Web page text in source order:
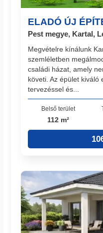
ELADÓ ÚJ
Pest megye, Kartal,
Megvételre kínálunk
szemléletben
családi házat, amely
követi. Az épület kiváló
tervezéssel és...
Belső terület
112 m²